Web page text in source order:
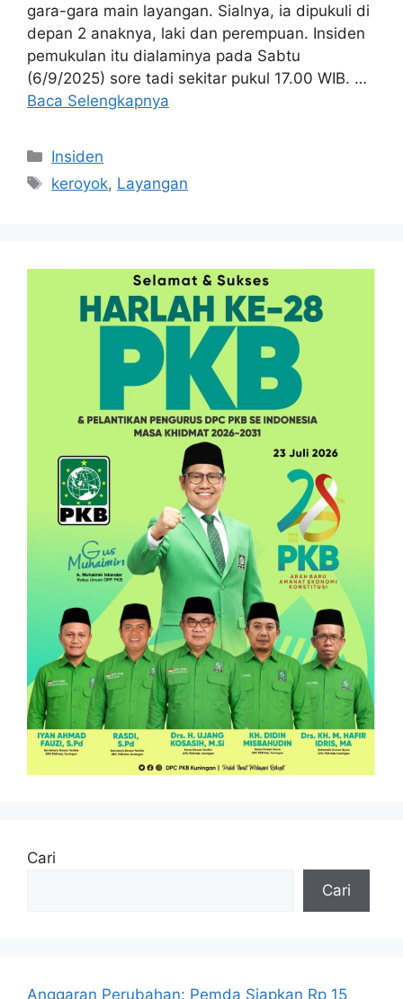
gara-gara main layangan. Sialnya, ia dipukuli di
depan 2 anaknya, laki dan perempuan. Insiden
pemukulan itu dialaminya pada Sabtu
(6/9/2025) sore tadi sekitar pukul 17.00 WIB. …
Baca Selengkapnya
Kategori
Insiden
Tag
keroyok, Layangan
Cari
Cari
Anggaran Perubahan: Pemda Siapkan Rp 15